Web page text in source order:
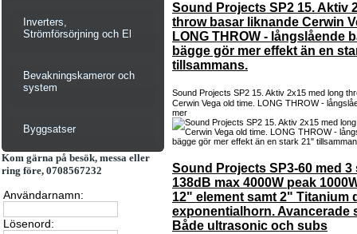
Inverters,
Strömförsörjning och El
Bevakningskameror och
system
Byggsatser
Kom gärna på besök, messa eller
ring före, 0708567232
Användarnamn:
Lösenord:
Sound Projects SP2 15. Aktiv
throw basar liknande Cerwin
LONG THROW - långslående
bägge gör mer effekt än en
tillsammans.
Sound Projects SP2 15. Aktiv 2x15 med long
Cerwin Vega old time. LONG THROW -
mer
Sound Projects SP3-60 med 3
138dB max 4000W peak
12" element samt 2" Titanium
exponentialhorn. Avancerade
Både ultrasonic och subs